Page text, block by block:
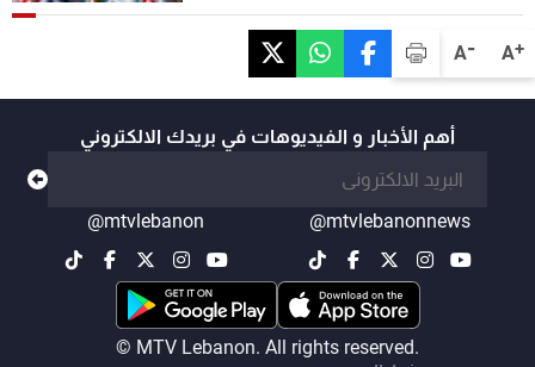
A+
A-
أهم الأخبار و الفيديوهات في بريدك الالكتروني
@mtvlebanonnews
@mtvlebanon
© MTV Lebanon. All rights reserved.